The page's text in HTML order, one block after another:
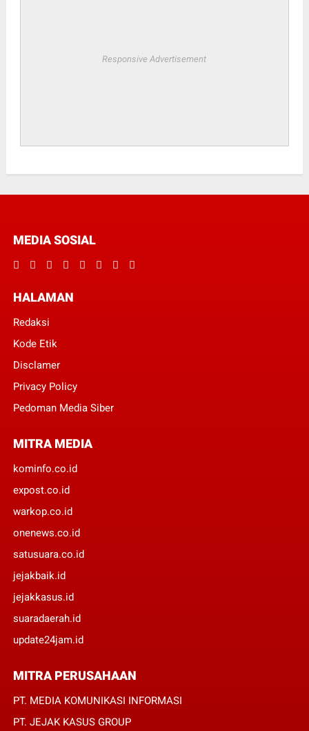
Responsive Advertisement
MEDIA SOSIAL
HALAMAN
Redaksi
Kode Etik
Disclamer
Privacy Policy
Pedoman Media Siber
MITRA MEDIA
kominfo.co.id
expost.co.id
warkop.co.id
onenews.co.id
satusuara.co.id
jejakbaik.id
jejakkasus.id
suaradaerah.id
update24jam.id
MITRA PERUSAHAAN
PT. MEDIA KOMUNIKASI INFORMASI
PT. JEJAK KASUS GROUP